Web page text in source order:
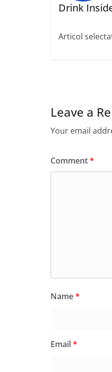
Drink
Articol
Leave a
Your email
Comment*
Name*
Email*